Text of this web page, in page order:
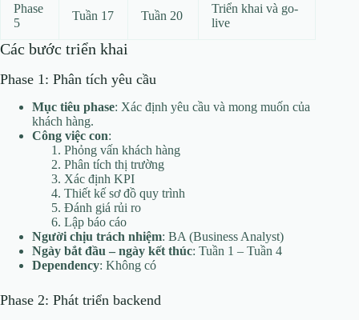
Phase
5
Tuần 17 Tuần 20
Triển khai và go-
live
Các bước triển khai
Phase 1: Phân tích yêu cầu
Mục tiêu phase: Xác định yêu cầu và mong muốn của
khách hàng.
Công việc con:
Phỏng vấn khách hàng
Phân tích thị trường
Xác định KPI
Thiết kế sơ đồ quy trình
Đánh giá rủi ro
Lập báo cáo
Người chịu trách nhiệm: BA (Business Analyst)
Ngày bắt đầu – ngày kết thúc: Tuần 1 – Tuần 4
Dependency: Không có
Phase 2: Phát triển backend